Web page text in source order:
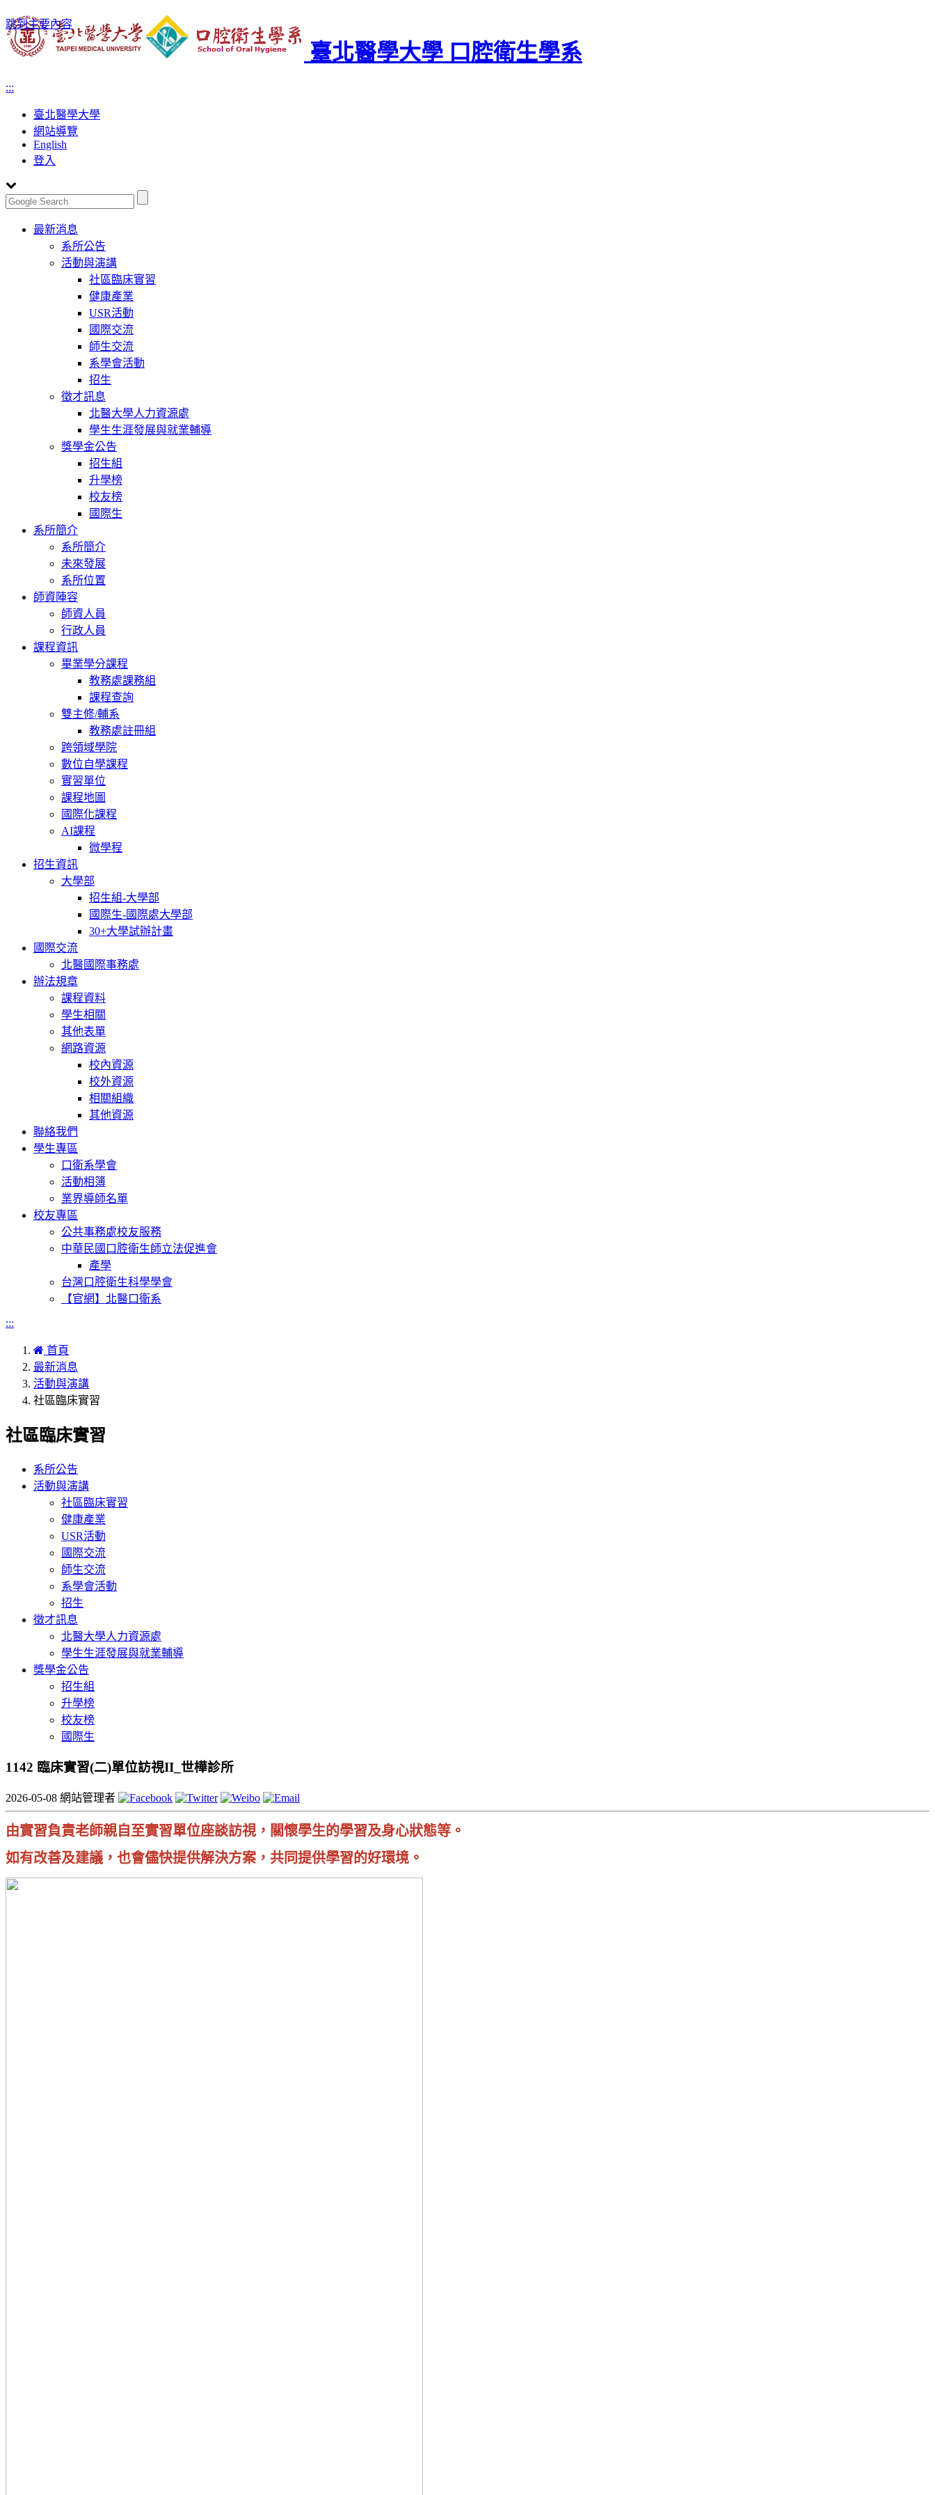
跳到主要內容
臺北醫學大學 口腔衛生學系
:::
臺北醫學大學
網站導覽
English
登入
Toggle
navigation
最新消息
系所公告
活動與演講
社區臨床實習
健康產業
USR活動
國際交流
師生交流
系學會活動
招生
徵才訊息
北醫大學人力資源處
學生生涯發展與就業輔導
獎學金公告
招生組
升學榜
校友榜
國際生
系所簡介
系所簡介
未來發展
系所位置
師資陣容
師資人員
行政人員
課程資訊
畢業學分課程
教務處課務組
課程查詢
雙主修/輔系
教務處註冊組
跨領域學院
數位自學課程
實習單位
課程地圖
國際化課程
AI課程
微學程
招生資訊
大學部
招生組-大學部
國際生-國際處大學部
30+大學試辦計畫
國際交流
北醫國際事務處
辦法規章
課程資料
學生相關
其他表單
網路資源
校內資源
校外資源
相關組織
其他資源
聯絡我們
學生專區
口衛系學會
活動相簿
業界導師名單
校友專區
公共事務處校友服務
中華民國口腔衛生師立法促進會
產學
台灣口腔衛生科學學會
【官網】北醫口衛系
:::
首頁
最新消息
活動與演講
社區臨床實習
社區臨床實習
系所公告
活動與演講
社區臨床實習
健康產業
USR活動
國際交流
師生交流
系學會活動
招生
徵才訊息
北醫大學人力資源處
學生生涯發展與就業輔導
獎學金公告
招生組
升學榜
校友榜
國際生
1142 臨床實習(二)單位訪視II_世樺診所
2026-05-08 網站管理者
由實習負責老師親自至實習單位座談訪視，關懷學生的學習及身心狀態等。
如有改善及建議，也會儘快提供解決方案，共同提供學習的好環境。